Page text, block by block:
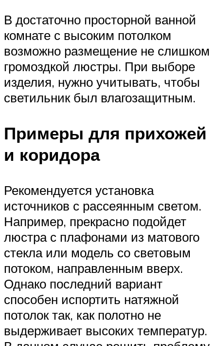
В достаточно просторной ванной
комнате с высоким потолком
возможно размещение не слишком
громоздкой люстры. При выборе
изделия, нужно учитывать, чтобы
светильник был влагозащитным.
Примеры для прихожей
и коридора
Рекомендуется установка
источников с рассеянным светом.
Например, прекрасно подойдет
люстра с плафонами из матового
стекла или модель со световым
потоком, направленным вверх.
Однако последний вариант
способен испортить натяжной
потолок так, как полотно не
выдерживает высоких температур.